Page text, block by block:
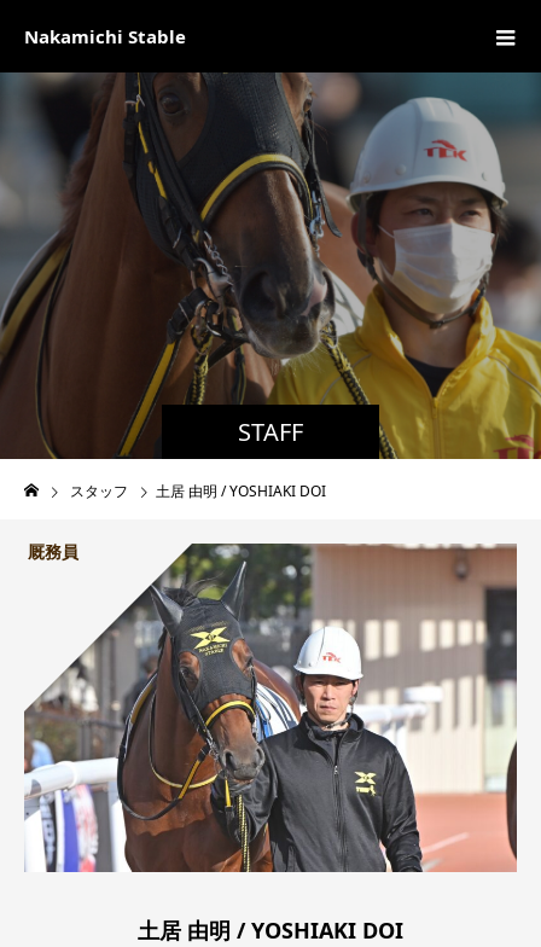
Nakamichi Stable
STAFF
スタッフ 土居 由明 / YOSHIAKI DOI
厩務員
土居 由明 / YOSHIAKI DOI